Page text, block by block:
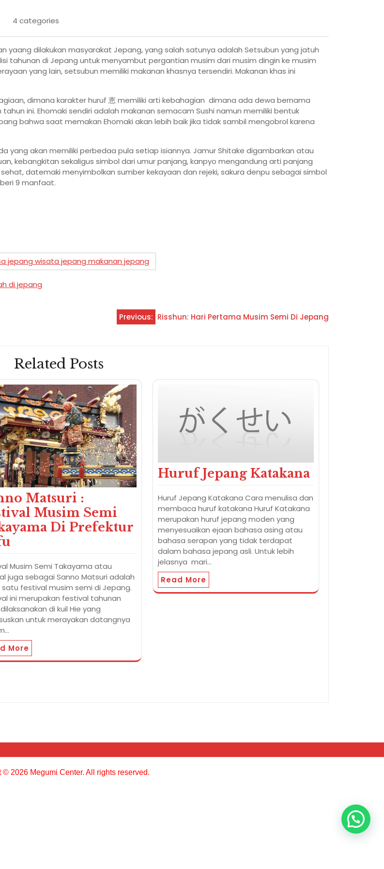
4 categories
yaang dilakukan masyarakat Jepang, yang salah satunya adalah Setsubun yang jatuh
tahunan di Jepang untuk menyambut pergantian musim dari musim dingin ke musim
yang lain, setsubun memiliki makanan khasnya tersendiri. Makanan khas ini
dimana karakter huruf 恵 memiliki arti kebahagian dimana ada dewa bernama
ini. Ehomaki sendiri adalah makanan semacam Sushi namun memiliki bentuk
bahwa saat memakan Ehomaki akan lebih baik jika tidak sambil mengobrol karena
yang akan memiliki perbedaa pula setiap isiannya. Jamur Shitake digambarkan atau
kebangkitan sekaligus simbol dari umur panjang, kanpyo mengandung arti panjang
datemaki menyimbolkan sumber kekayaan dan rejeki, sakura denpu sebagai simbol
9 manfaat.
jepang wisata jepang makanan jepang
di jepang
Previous: Risshun: Hari Pertama Musim Semi Di Jepang
Related Posts
Matsuri :
Musim Semi
Di Prefektur
Musim Semi Takayama atau
juga sebagai Sanno Matsuri adalah
satu festival musim semi di Jepang.
ini merupakan festival tahunan
di kuil Hie yang
untuk merayakan datangnya
More
Huruf Jepang Katakana
Huruf Jepang Katakana Cara menulisa dan
membaca huruf katakana Huruf Katakana
merupakan huruf jepang moden yang
menyesuaikan ejaan bahasa asing atau
bahasa serapan yang tidak terdapat
dalam bahasa jepang asli. Untuk lebih
jelasnya mari…
Read More
© 2026 Megumi Center. All rights reserved.